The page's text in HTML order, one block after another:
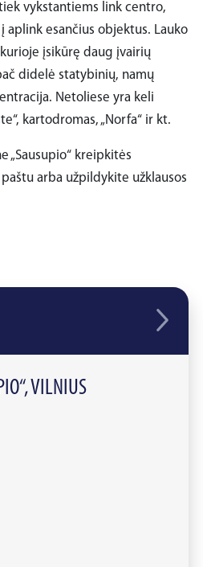
VILNIUS
vykstantiems link centro,
aplink esančius objektus. Lauko
įsikūrę daug įvairių
didelė statybinių, namų
Netoliese yra keli
kartodromas, „Norfa“ ir kt.
„Sausupio“ kreipkitės
arba užpildykite užklausos